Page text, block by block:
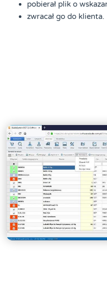
pobierał plik o
zwracał go do klienta.